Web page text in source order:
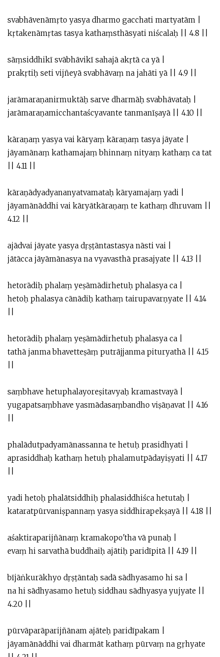
svabhāvenāmṛto yasya dharmo gacchati martyatām |
kṛtakenāmṛtas tasya kathaṃsthāsyati niścalaḥ || 4.8 ||
sāṃsiddhikī svābhāvikī sahajā akṛtā ca yā |
prakṛtiḥ seti vijñeyā svabhāvaṃ na jahāti yā || 4.9 ||
jarāmaraṇanirmuktāḥ sarve dharmāḥ svabhāvataḥ |
jarāmaraṇamicchantaścyavante tanmanīṣayā || 4.10 ||
kāraṇaṃ yasya vai kāryaṃ kāraṇaṃ tasya jāyate |
jāyamānaṃ kathamajaṃ bhinnaṃ nityaṃ kathaṃ ca tat
|| 4.11 ||
kāraṇādyadyananyatvamataḥ kāryamajaṃ yadi |
jāyamānāddhi vai kāryātkāraṇaṃ te kathaṃ dhruvam ||
4.12 ||
ajādvai jāyate yasya dṛṣṭāntastasya nāsti vai |
jātācca jāyāmānasya na vyavasthā prasajyate || 4.13 ||
hetorādiḥ phalaṃ yeṣāmādirhetuḥ phalasya ca |
hetoḥ phalasya cānādiḥ kathaṃ tairupavarṇyate || 4.14
hetorādiḥ phalaṃ yeṣāmādirhetuḥ phalasya ca |
tathā janma bhavetteṣāṃ putrājjanma pituryathā || 4.15
saṃbhave hetuphalayoreṣitavyaḥ kramastvayā |
yugapatsaṃbhave yasmādasaṃbandho viṣāṇavat || 4.16
phalādutpadyamānassanna te hetuḥ prasidhyati |
aprasiddhaḥ kathaṃ hetuḥ phalamutpādayiṣyati || 4.17
yadi hetoḥ phalātsiddhiḥ phalasiddhiśca hetutaḥ |
kataratpūrvaniṣpannaṃ yasya siddhirapekṣayā || 4.18 ||
aśaktiraparijñānaṃ kramakopo'tha vā punaḥ |
evaṃ hi sarvathā buddhaiḥ ajātiḥ paridīpitā || 4.19 ||
bījāṅkurākhyo dṛṣṭāntaḥ sadā sādhyasamo hi sa |
na hi sādhyasamo hetuḥ siddhau sādhyasya yujyate ||
4.20 ||
pūrvāparāparijñānam ajāteḥ paridīpakam |
jāyamānāddhi vai dharmāt kathaṃ pūrvaṃ na gṛhyate